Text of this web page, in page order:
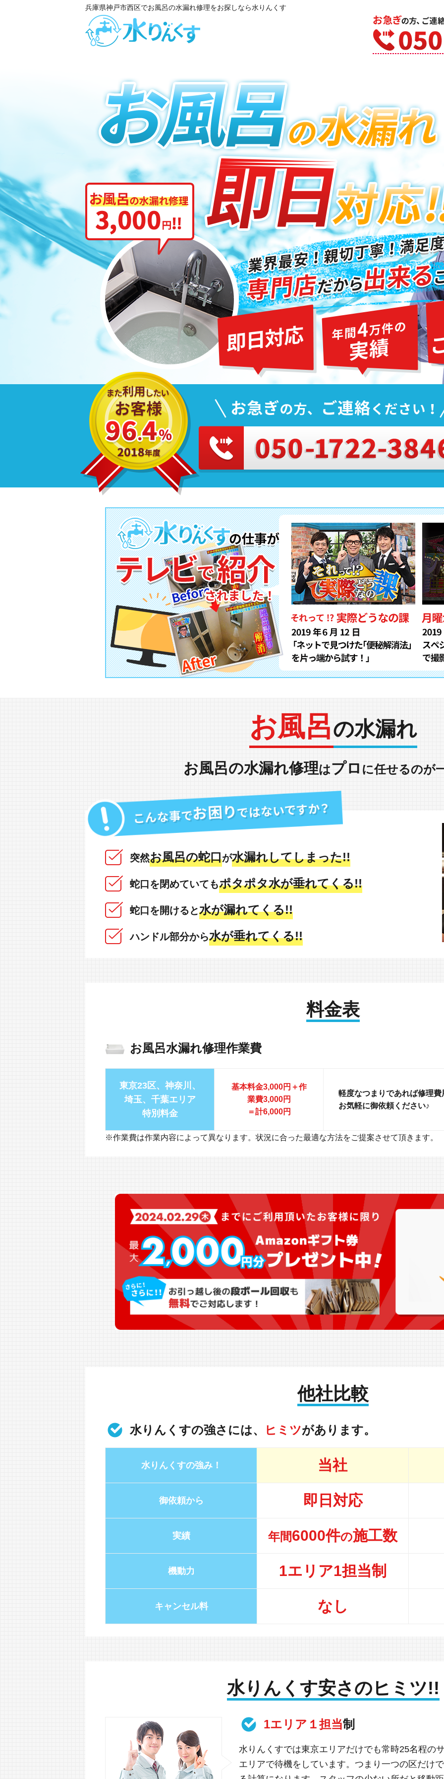
兵庫県神戸市西区でお風呂の水漏れ修理をお探しなら水りんくす
お風呂の水漏れ
お風呂の水漏れ修理はプロ に任せるのが
突然お風呂の蛇口が水漏れしてしまった!!
蛇口を閉めていてもポタポタ水が垂れてくる!!
蛇口を開けると水が漏れてくる!!
ハンドル部分から水が垂れてくる!!
料金表
お風呂水漏れ修理作業費
東京23区、神奈川、
埼玉、千葉エリア
特別料金
基本料金3,000円＋作
業費3,000円
＝計6,000円
軽度なつまりであれば修理
お気軽に御依頼ください♪
※作業費は作業内容によって異なります。状況に合った最適な方法をご提案させて頂きます。
他社比較
水りんくすの強さには、 ヒミツがあります。
水りんくすの強み！ 当社
御依頼から 即日対応
実績 年間6000件の施工数
機動力 1エリア1担当制
キャンセル料 なし
水りんくす安さのヒミツ!!
1エリア１担当制
水りんくすでは東京エリアだけでも常時25名程の
エリアで待機をしています。つまり一つの区だけ